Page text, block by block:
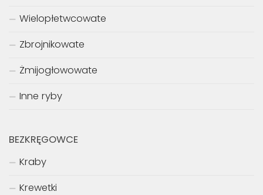
Wielopłetwcowate
Zbrojnikowate
Żmijogłowowate
Inne ryby
BEZKRĘGOWCE
Kraby
Krewetki